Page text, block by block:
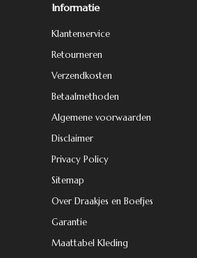
Informatie
Klantenservice
Retourneren
Verzendkosten
Betaalmethoden
Algemene voorwaarden
Disclaimer
Privacy Policy
Sitemap
Over Draakjes en Boefjes
Garantie
Maattabel Kleding